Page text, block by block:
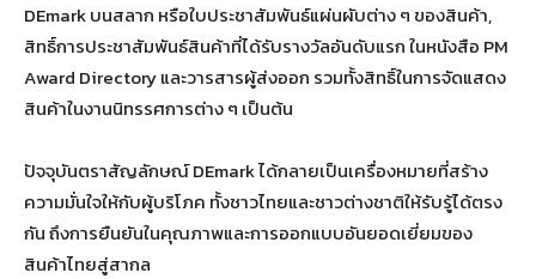
DEmark บนสลาก หรือใบประชาสัมพันธ์แผ่นผับต่าง ๆ ของสินค้า,
สิทธิ์การประชาสัมพันธ์สินค้าที่ได้รับรางวัลอันดับแรก ในหนังสือ PM
Award Directory และวารสารผู้ส่งออก รวมทั้งสิทธิ์ในการจัดแสดง
สินค้าในงานนิทรรศการต่าง ๆ เป็นต้น
ปัจจุบันตราสัญลักษณ์ DEmark ได้กลายเป็นเครื่องหมายที่สร้าง
ความมั่นใจให้กับผู้บริโภค ทั้งชาวไทยและชาวต่างชาติให้รับรู้ได้ตรง
กัน ถึงการยืนยันในคุณภาพและการออกแบบอันยอดเยี่ยมของ
สินค้าไทยสู่สากล